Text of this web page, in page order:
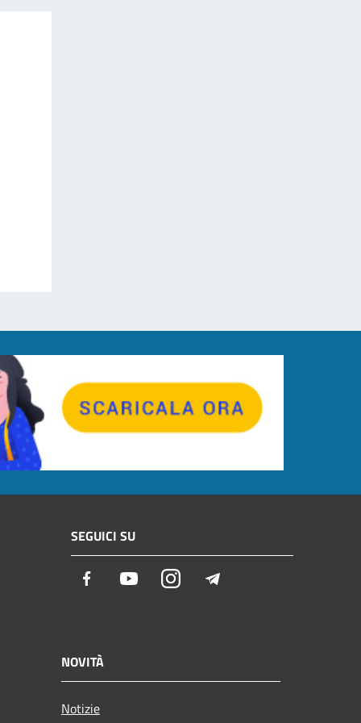
SEGUICI SU
Facebook YoutubeInstagram
NOVITÀ
Notizie